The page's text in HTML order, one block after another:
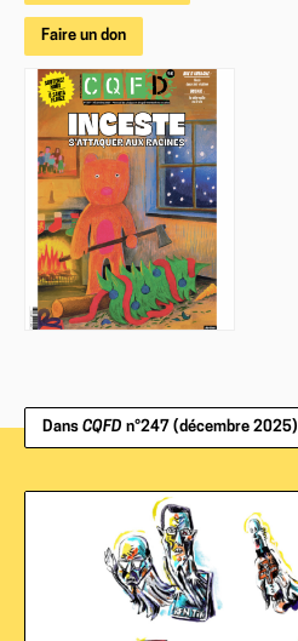
Faire un don
Dans CQFD n°247 (décembre 2025)